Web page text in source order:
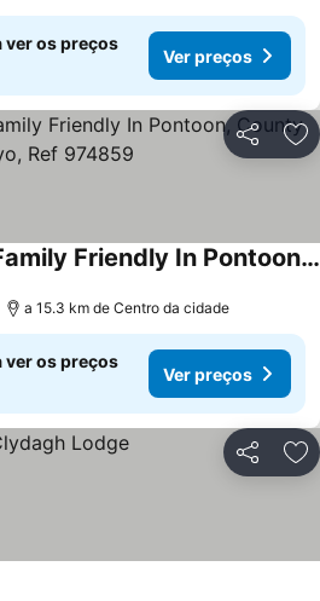
ver os preços
Ver preços
Partilhar
Donross Cottage, Family Friendly In Pontoon, County Mayo, Ref 974859
a 15.3 km de Centro da cidade
ver os preços
Ver preços
Partilhar